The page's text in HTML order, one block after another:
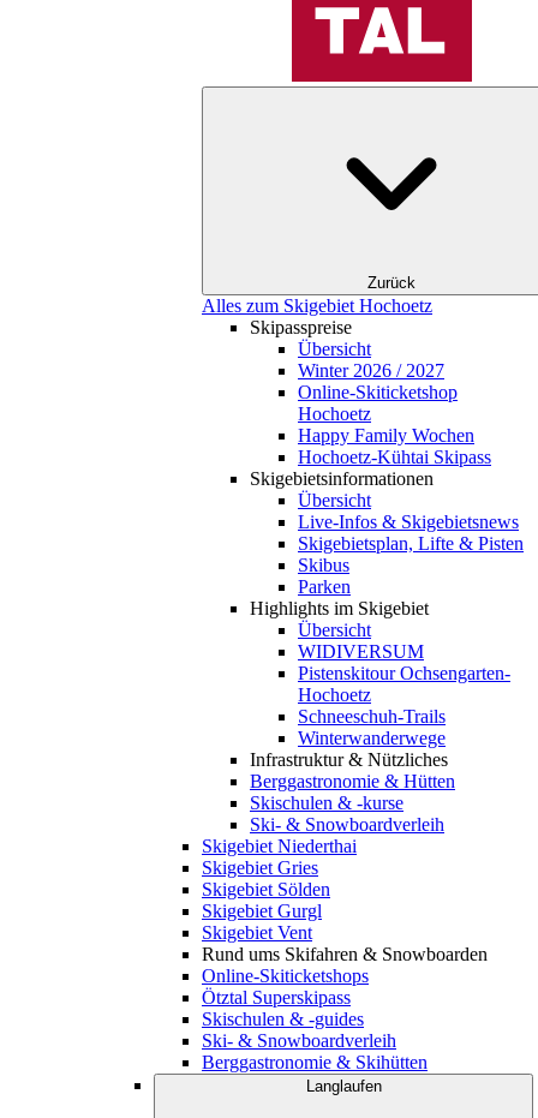
Zurück
Alles zum Skigebiet Hochoetz
Skipasspreise
Übersicht
Winter 2026 / 2027
Online-Skiticketshop
Hochoetz
Happy Family Wochen
Hochoetz-Kühtai Skipass
Skigebietsinformationen
Übersicht
Live-Infos & Skigebietsnews
Skigebietsplan, Lifte & Pisten
Skibus
Parken
Highlights im Skigebiet
Übersicht
WIDIVERSUM
Pistenskitour Ochsengarten-
Hochoetz
Schneeschuh-Trails
Winterwanderwege
Infrastruktur & Nützliches
Berggastronomie & Hütten
Skischulen & -kurse
Ski- & Snowboardverleih
Skigebiet Niederthai
Skigebiet Gries
Skigebiet Sölden
Skigebiet Gurgl
Skigebiet Vent
Rund ums Skifahren & Snowboarden
Online-Skiticketshops
Ötztal Superskipass
Skischulen & -guides
Ski- & Snowboardverleih
Berggastronomie & Skihütten
Langlaufen